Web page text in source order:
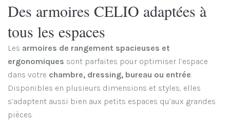
Des armoires CELIO adaptées à
tous les espaces
Les armoires de rangement spacieuses et
ergonomiques sont parfaites pour optimiser l’espace
dans votre chambre, dressing, bureau ou entrée.
Disponibles en plusieurs dimensions et styles, elles
s’adaptent aussi bien aux petits espaces qu’aux grandes
pièces.